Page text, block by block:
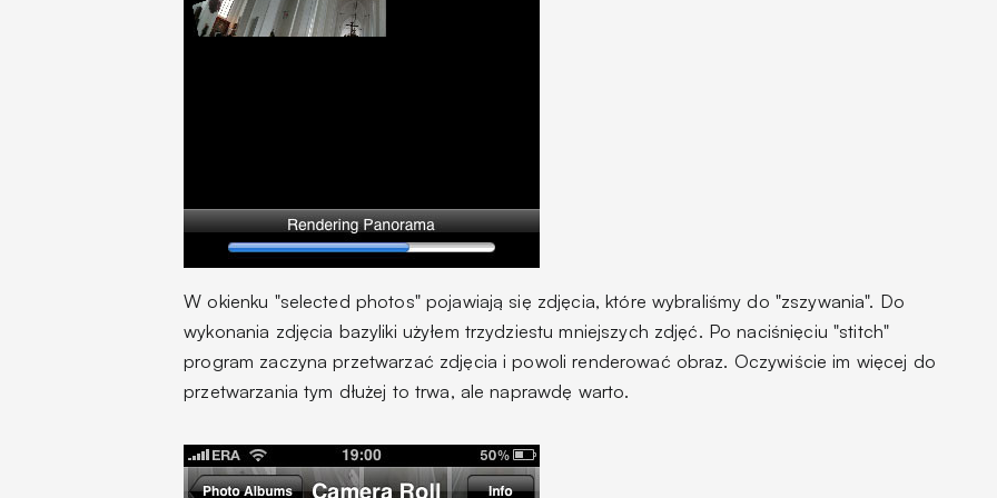
W okienku "selected photos" pojawiają się zdjęcia, które wybraliśmy do "zszywania". Do
wykonania zdjęcia bazyliki użyłem trzydziestu mniejszych zdjęć. Po naciśnięciu "stitch"
program zaczyna przetwarzać zdjęcia i powoli renderować obraz. Oczywiście im więcej do
przetwarzania tym dłużej to trwa, ale naprawdę warto.